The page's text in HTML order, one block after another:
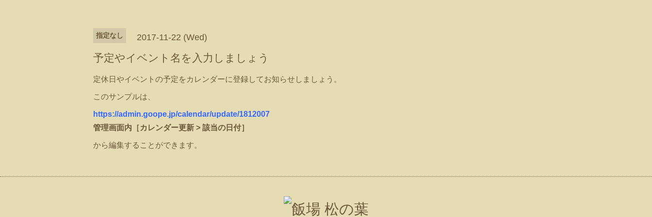
指定なし 2017-11-22 (Wed)
予定やイベント名を入力しましょう
定休日やイベントの予定をカレンダーに登録してお知らせしましょう。
このサンプルは、
https://admin.goope.jp/calendar/update/1812007
管理画面内［カレンダー更新 > 該当の日付］
から編集することができます。